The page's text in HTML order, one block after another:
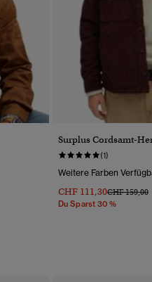
Surplus Cordsamt-
(1)
Weitere Farben
CHF 111,30Preis
CHF 159,00
Du Sparst 30 %